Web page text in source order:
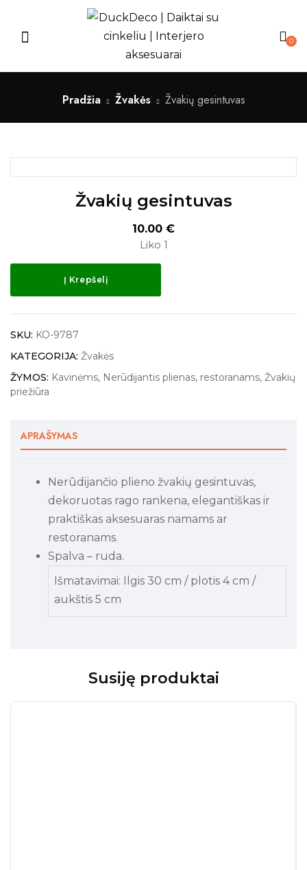
0
Pradžia Žvakės Žvakių gesintuvas
Žvakių gesintuvas
10.00 €
Liko 1
Į Krepšelį
SKU: KO-9787
KATEGORIJA: Žvakės
ŽYMOS: Kavinėms, Nerūdijantis plienas, restoranams, Žvakių
priežiūra
APRAŠYMAS
Nerūdijančio plieno žvakių gesintuvas,
dekoruotas rago rankena, elegantiškas ir
praktiškas aksesuaras namams ar
restoranams.
Spalva – ruda.
Išmatavimai: Ilgis 30 cm / plotis 4 cm /
aukštis 5 cm
Susiję produktai